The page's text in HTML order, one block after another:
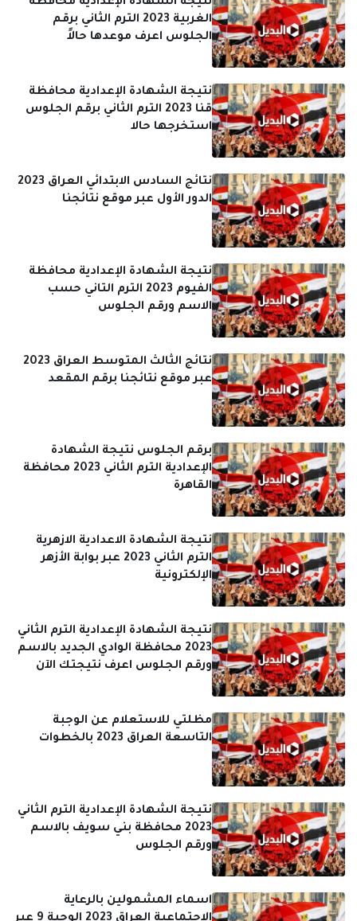
الغربية 2023 الترم الثاني برقم
الجلوس اعرف موعدها حالاً
نتيجة الشهادة الإعدادية محافظة
قنا 2023 الترم الثاني برقم الجلوس
استخرجها حالا
نتائج السادس الابتدائي العراق 2023
الدور الأول عبر موقع نتائجنا
نتيجة الشهادة الإعدادية محافظة
الفيوم 2023 الترم التاني حسب
الاسم ورقم الجلوس
نتائج الثالث المتوسط العراق 2023
عبر موقع نتائجنا برقم المقعد
برقم الجلوس نتيجة الشهادة
الإعدادية الترم الثاني 2023 محافظة
القاهرة
نتيجة الشهادة الاعدادية الازهرية
الترم الثاني 2023 عبر بوابة الأزهر
الإلكترونية
نتيجة الشهادة الإعدادية الترم الثاني
2023 محافظة الوادي الجديد بالاسم
ورقم الجلوس اعرف نتيجتك الآن
مظلتي للاستعلام عن الوجبة
التاسعة العراق 2023 بالخطوات
نتيجة الشهادة الإعدادية الترم الثاني
2023 محافظة بني سويف بالاسم
ورقم الجلوس
اسماء المشمولين بالرعاية